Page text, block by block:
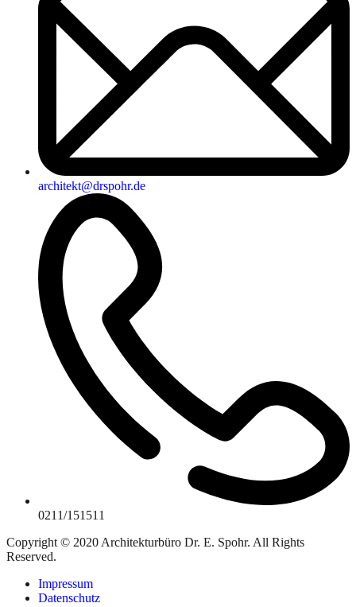
architekt@drspohr.de
0211/151511
Copyright © 2020 Architekturbüro Dr. E. Spohr. All Rights
Reserved.
Impressum
Datenschutz